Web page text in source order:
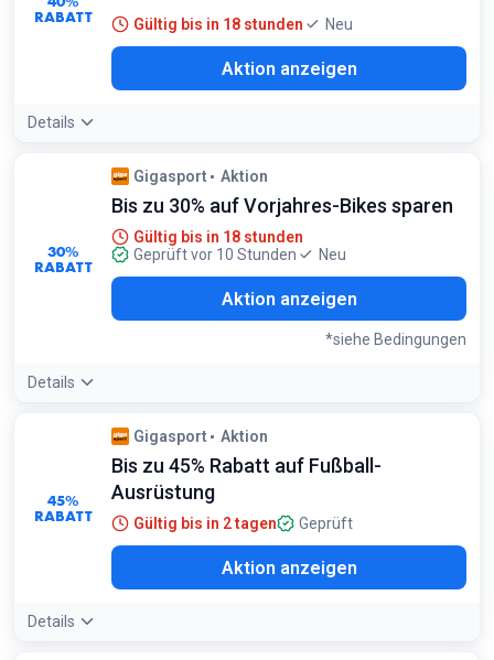
RABATT Gültig bis in 18 stunden Neu
Aktion anzeigen
Details
30%
RABATT
Gigasport Aktion
Bis zu 30% auf Vorjahres-Bikes sparen
Gültig bis in 18 stunden
Geprüft vor 10 Stunden
Neu
Aktion anzeigen
*siehe Bedingungen
Details
Bedingungen:
Gilt nur für Fahrräder aus dem Vorjahr
45%
RABATT
Gigasport Aktion
Bis zu 45% Rabatt auf Fußball-
Ausrüstung
Gültig bis in 2 tagen Geprüft
Aktion anzeigen
Details